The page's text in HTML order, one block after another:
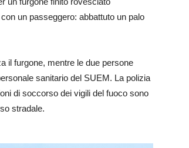
un passeggero: abbattuto un palo
il furgone, mentre le due persone
sanitario del SUEM. La polizia
di soccorso dei vigili del fuoco sono
stradale.